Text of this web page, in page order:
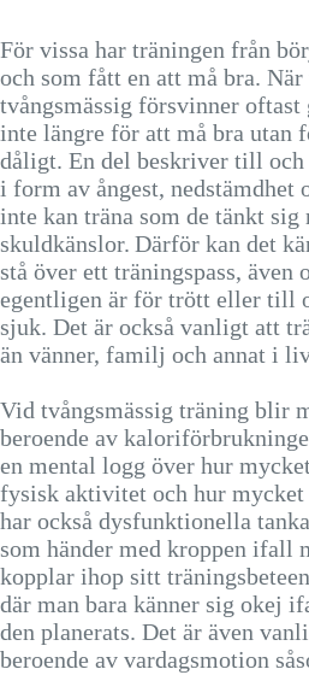
För vissa har träningen från
och som fått en att må bra.
tvångsmässig försvinner
inte längre för att må bra utan
dåligt. En del beskriver till och
i form av ångest, nedstämdhet
inte kan träna som de tänkt sig
skuldkänslor. Därför kan det
stå över ett träningspass, även
egentligen är för trött eller till
sjuk. Det är också vanligt att
än vänner, familj och annat i
Vid tvångsmässig träning blir
beroende av
en mental logg över hur
fysisk aktivitet och hur mycket
har också dysfunktionella
som händer med kroppen ifall
kopplar ihop sitt
där man bara känner sig okej
den planerats. Det är även
beroende av vardagsmotion